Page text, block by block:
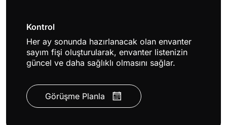
Kontrol
Her ay sonunda hazırlanacak olan envanter
sayım fişi oluşturularak, envanter listenizin
güncel ve daha sağlıklı olmasını sağlar.
Görüşme Planla